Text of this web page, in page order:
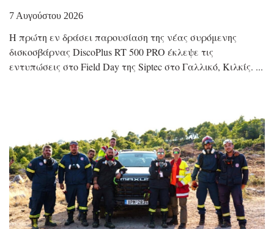
7 Αυγούστου 2026
Η πρώτη εν δράσει παρουσίαση της νέας συρόμενης
δισκοσβάρνας DiscoPlus RT 500 PRO έκλεψε τις
εντυπώσεις στο Field Day της Siptec στο Γαλλικό, Κιλκίς.